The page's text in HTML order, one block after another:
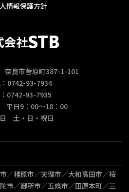
会社STB
良市菅原町387-1-101
0742-93-7934
：0742-93-7935
平日9：00～18：00
土・日・祝日
情報保護方針
／橿原市／天理市／大和高田市／桜
市／御所市／五條市／田原本町／三